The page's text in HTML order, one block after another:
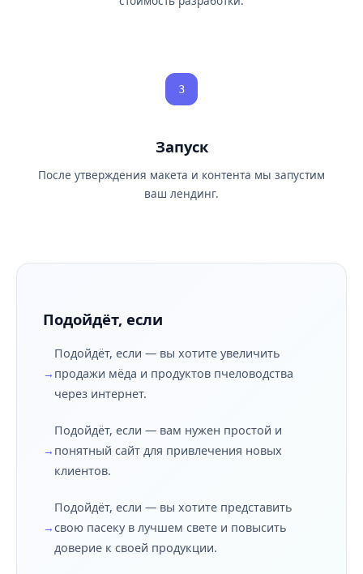
3
Запуск
После утверждения макета и контента мы запустим
ваш лендинг.
Подойдёт, если
Подойдёт, если — вы хотите увеличить
продажи мёда и продуктов пчеловодства
через интернет.
Подойдёт, если — вам нужен простой и
понятный сайт для привлечения новых
клиентов.
Подойдёт, если — вы хотите представить
свою пасеку в лучшем свете и повысить
доверие к своей продукции.